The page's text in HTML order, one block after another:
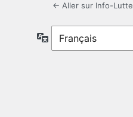
← Aller sur Info-Lutte
Langue